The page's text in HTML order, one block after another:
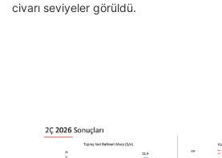
civarı seviyeler görüldü.